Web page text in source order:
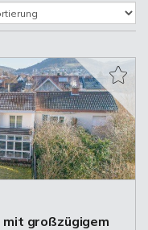
großzügigem